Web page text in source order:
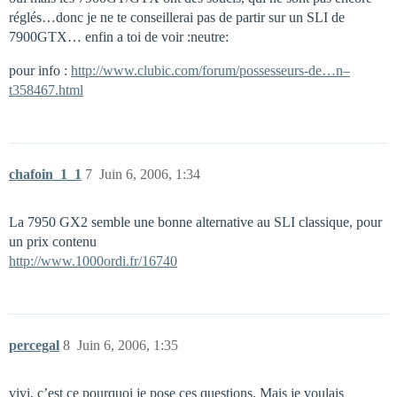
réglés…donc je ne te conseillerai pas de partir sur un SLI de
7900GTX… enfin a toi de voir :neutre:
pour info : http://www.clubic.com/forum/possesseurs-de…n–
t358467.html
chafoin_1_1 Juin 6, 2006, 1:34
7
La 7950 GX2 semble une bonne alternative au SLI classique, pour
un prix contenu
http://www.1000ordi.fr/16740
percegal Juin 6, 2006, 1:35
8
vivi, c’est ce pourquoi je pose ces questions. Mais je voulais